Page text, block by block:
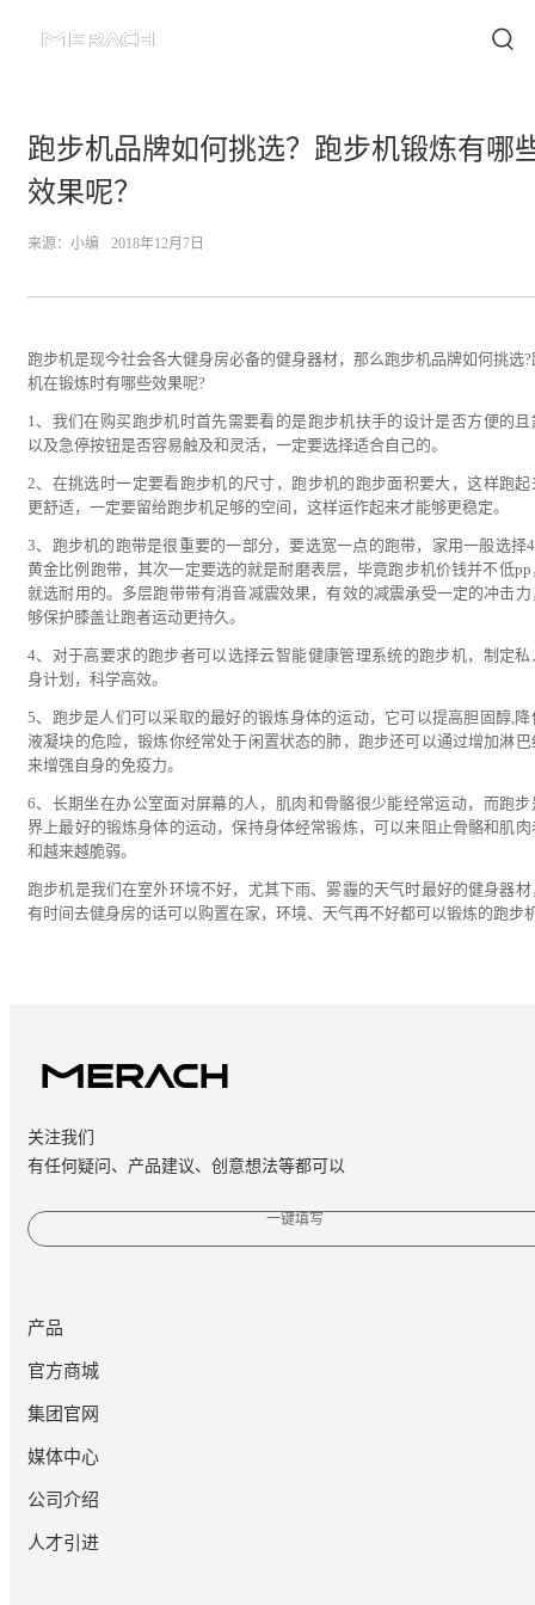
跑步机品牌如何挑选？跑步机锻炼有哪
效果呢？
来源： 小编 2018年12月7日
跑步机是现今社会各大健身房必备的健身器材，那么跑步机品牌如何挑选?
机在锻炼时有哪些效果呢?
1、我们在购买跑步机时首先需要看的是跑步机扶手的设计是否方便的且
以及急停按钮是否容易触及和灵活，一定要选择适合自己的。
2、在挑选时一定要看跑步机的尺寸，跑步机的跑步面积要大，这样跑起
更舒适，一定要留给跑步机足够的空间，这样运作起来才能够更稳定。
3、跑步机的跑带是很重要的一部分，要选宽一点的跑带，家用一般选择
黄金比例跑带，其次一定要选的就是耐磨表层，毕竟跑步机价钱并不低pp
就选耐用的。多层跑带带有消音减震效果，有效的减震承受一定的冲击力
够保护膝盖让跑者运动更持久。
4、对于高要求的跑步者可以选择云智能健康管理系统的跑步机，制定私
身计划，科学高效。
5、跑步是人们可以采取的最好的锻炼身体的运动，它可以提高胆固醇,降
液凝块的危险，锻炼你经常处于闲置状态的肺，跑步还可以通过增加淋巴
来增强自身的免疫力。
6、长期坐在办公室面对屏幕的人，肌肉和骨骼很少能经常运动，而跑步
界上最好的锻炼身体的运动，保持身体经常锻炼，可以来阻止骨骼和肌肉
和越来越脆弱。
跑步机是我们在室外环境不好，尤其下雨、雾霾的天气时最好的健身器材
有时间去健身房的话可以购置在家，环境、天气再不好都可以锻炼的跑步
关注我们
有任何疑问、产品建议、创意想法等都可以
一键填写
产品
官方商城
集团官网
媒体中心
公司介绍
人才引进